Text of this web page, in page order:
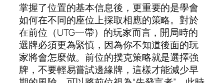
掌握了位置的基本信息後，更重要的是學會
如何在不同的座位上採取相應的策略。對於
在前位（UTG一帶）的玩家而言，開局時的
選牌必須更為緊慎，因為你不知道後面的玩
家將會怎麼做。前位的撲克策略就是選擇強
牌，不要輕易嘗試邊緣牌，這樣才能減少早